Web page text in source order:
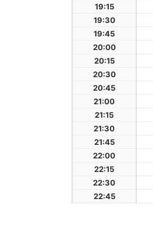
19:15
19:30
19:45
20:00
20:15
20:30
20:45
21:00
21:15
21:30
21:45
22:00
22:15
22:30
22:45